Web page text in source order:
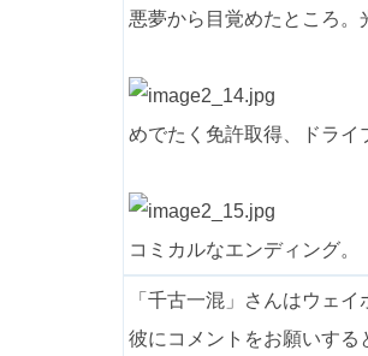
悪夢から目覚めたところ。
めでたく免許取得、ドライ
コミカルなエンディング。
「千古一混」さんはウェ
彼にコメントをお願いする